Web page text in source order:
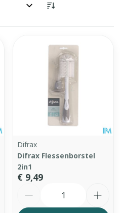
Difrax
Difrax Flessenborstel
2in1
€ 9,49